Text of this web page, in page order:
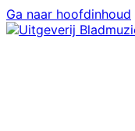
Ga naar hoofdinhoud